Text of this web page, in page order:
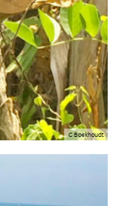
C Boekhoudt